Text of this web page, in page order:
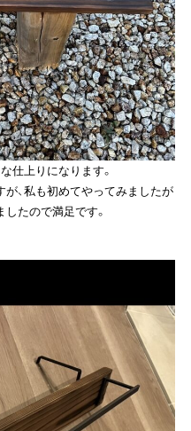
仕上りになります。
、私も初めてやってみましたが
たので満足です。